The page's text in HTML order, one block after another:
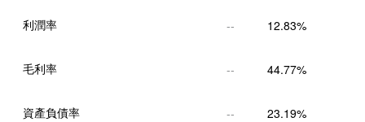
利潤率 -- 12.83%
毛利率 -- 44.77%
資產負債率 -- 23.19%